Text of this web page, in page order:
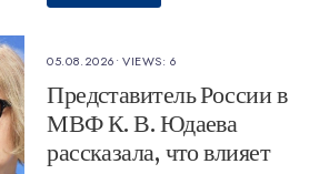
05.08.2026•VIEWS: 6
Представитель России в
МВФ К. В. Юдаева
рассказала, что влияет